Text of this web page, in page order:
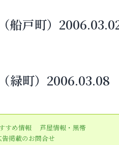
船戸町）
緑町）2006.03.08
すめ情報
芦屋情報・黒帯
告掲載のお問合せ